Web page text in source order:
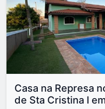
Casa na Represa
de Sta Cristina I